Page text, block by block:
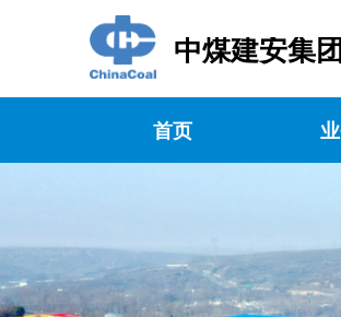
首页
中煤建安集